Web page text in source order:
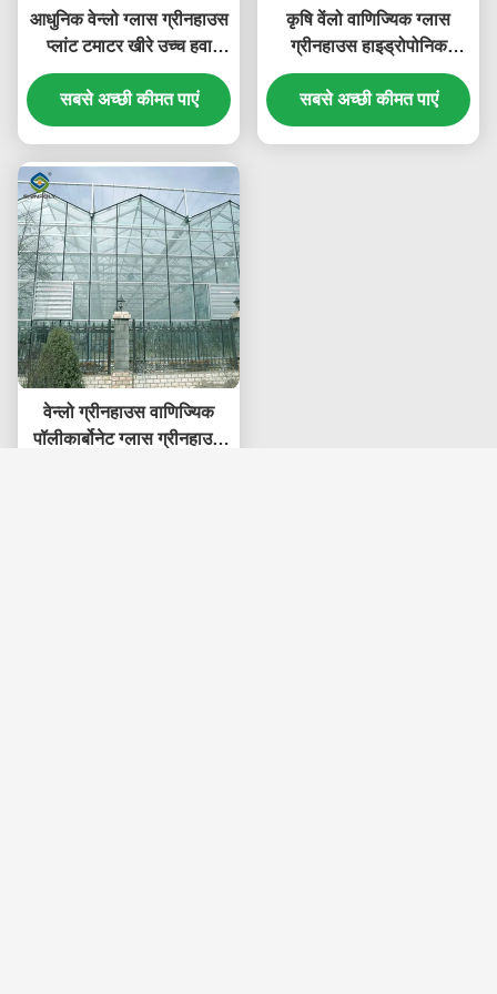
आधुनिक वेन्लो ग्लास ग्रीनहाउस
प्लांट टमाटर खीरे उच्च हवा
प्रतिरोध
सबसे अच्छी कीमत पाएं
कृषि वेंलो वाणिज्यिक ग्लास
ग्रीनहाउस हाइड्रोपोनिक
प्रणाली के साथ चौड़ाई 9.6
मीटर
सबसे अच्छी कीमत पाएं
वेन्लो ग्रीनहाउस वाणिज्यिक
पॉलीकार्बोनेट ग्लास ग्रीनहाउस